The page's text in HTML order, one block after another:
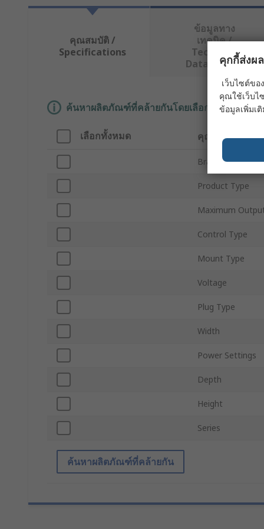
คุณสมบัติ /
Specifications
ข้อมูลทาง
เทคนิค /
Technical
Data Sheets
ค้นหาผลิตภัณฑ์ที่คล้ายกันโดยเลือกคุณลักษณะอ
เลือกทั้งหมด คุณลักษณะ
Brand
Product Type
Maximum
Control Type
Mount Type
Voltage
Plug Type
Width
Power Settings
Depth
Height
Series
ค้นหาผลิตภัณฑ์ที่คล้ายกัน
คุกกี้ส่งผ
เว็บไซต์ข
คุณใช้เว็บไ
ข้อมูลเพิ่มเ